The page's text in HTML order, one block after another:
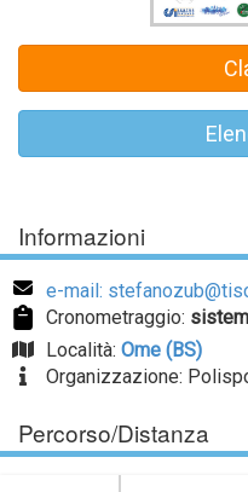
Informazioni
e-mail:
Cronometraggio:
Località: Ome (BS)
Organizzazione:
Percorso/Distanza